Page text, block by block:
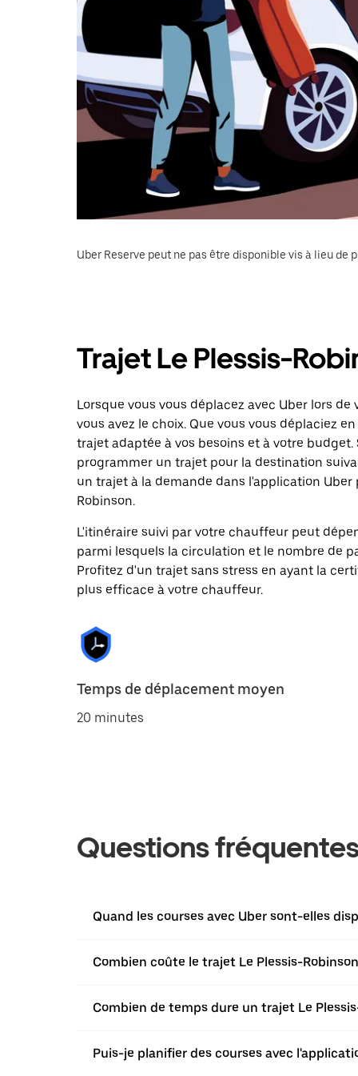
Uber Reserve peut ne pas être disponible vis à lieu de
Trajet Le Plessis-
Lorsque vous vous déplacez avec Uber lors
vous avez le choix. Que vous vous déplaciez
trajet adaptée à vos besoins et à votre
programmer un trajet pour la destination
un trajet à la demande dans l'application
Robinson.
L'itinéraire suivi par votre chauffeur peut
parmi lesquels la circulation et le nombre de
Profitez d'un trajet sans stress en ayant la
plus efficace à votre chauffeur.
Temps de déplacement moyen
20 minutes
Questions
Quand les courses avec Uber sont-elles
Combien coûte le trajet Le Plessis-
Combien de temps dure un trajet Le
Puis-je planifier des courses avec